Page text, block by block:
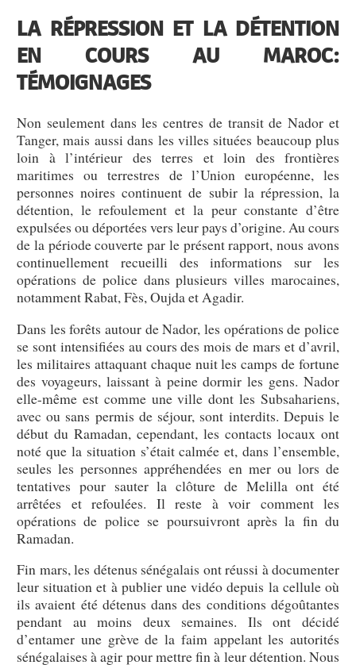
LA RÉPRESSION ET LA DÉTENTION
EN COURS AU MAROC:
TÉMOIGNAGES
Non seulement dans les centres de transit de Nador et
Tanger, mais aussi dans les villes situées beaucoup plus
loin à l’intérieur des terres et loin des frontières
maritimes ou terrestres de l’Union européenne, les
personnes noires continuent de subir la répression, la
détention, le refoulement et la peur constante d’être
expulsées ou déportées vers leur pays d’origine. Au cours
de la période couverte par le présent rapport, nous avons
continuellement recueilli des informations sur les
opérations de police dans plusieurs villes marocaines,
notamment Rabat, Fès, Oujda et Agadir.
Dans les forêts autour de Nador, les opérations de police
se sont intensifiées au cours des mois de mars et d’avril,
les militaires attaquant chaque nuit les camps de fortune
des voyageurs, laissant à peine dormir les gens. Nador
elle-même est comme une ville dont les Subsahariens,
avec ou sans permis de séjour, sont interdits. Depuis le
début du Ramadan, cependant, les contacts locaux ont
noté que la situation s’était calmée et, dans l’ensemble,
seules les personnes appréhendées en mer ou lors de
tentatives pour sauter la clôture de Melilla ont été
arrêtées et refoulées. Il reste à voir comment les
opérations de police se poursuivront après la fin du
Ramadan.
Fin mars, les détenus sénégalais ont réussi à documenter
leur situation et à publier une vidéo depuis la cellule où
ils avaient été détenus dans des conditions dégoûtantes
pendant au moins deux semaines. Ils ont décidé
d’entamer une grève de la faim appelant les autorités
sénégalaises à agir pour mettre fin à leur détention. Nous